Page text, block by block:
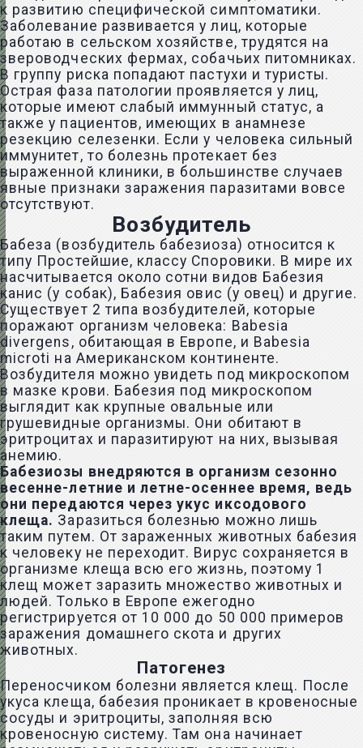
к развитию специфической симптоматики.
Заболевание развивается у лиц, которые
работаю в сельском хозяйстве, трудятся на
звероводческих фермах, собачьих питомниках.
В группу риска попадают пастухи и туристы.
Острая фаза патологии проявляется у лиц,
которые имеют слабый иммунный статус, а
также у пациентов, имеющих в анамнезе
резекцию селезенки. Если у человека сильный
иммунитет, то болезнь протекает без
выраженной клиники, в большинстве случаев
явные признаки заражения паразитами вовсе
отсутствуют.
Возбудитель
Бабеза (возбудитель бабезиоза) относится к
типу Простейшие, классу Споровики. В мире их
насчитывается около сотни видов Бабезия
канис (у собак), Бабезия овис (у овец) и другие.
Существует 2 типа возбудителей, которые
поражают организм человека: Babesia
divergens, обитающая в Европе, и Babesia
microti на Американском континенте.
Возбудителя можно увидеть под микроскопом
в мазке крови. Бабезия под микроскопом
выглядит как крупные овальные или
грушевидные организмы. Они обитают в
эритроцитах и паразитируют на них, вызывая
анемию.
Бабезиозы внедряются в организм сезонно
весенне-летние и летне-осеннее время, ведь
они передаются через укус иксодового
клеща. Заразиться болезнью можно лишь
таким путем. От зараженных животных бабезия
к человеку не переходит. Вирус сохраняется в
организме клеща всю его жизнь, поэтому 1
клещ может заразить множество животных и
людей. Только в Европе ежегодно
регистрируется от 10 000 до 50 000 примеров
заражения домашнего скота и других
животных.
Патогенез
Переносчиком болезни является клещ. После
укуса клеща, бабезия проникает в кровеносные
сосуды и эритроциты, заполняя всю
кровеносную систему. Там она начинает